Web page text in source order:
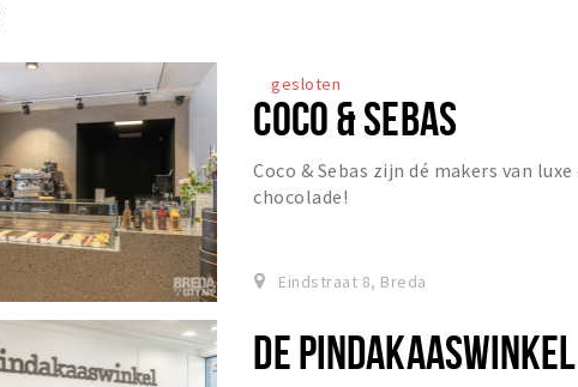
gesloten
COCO & SEBAS
Coco & Sebas zijn dé makers van
chocolade!
Eindstraat 8, Breda
DE PINDAKAASWINKEL